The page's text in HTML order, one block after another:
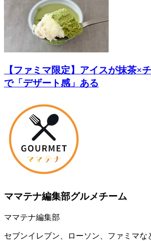
【ファミマ限定】アイスが抹茶×
で「デザート感」ある
ママテナ編集部グルメチーム
ママテナ編集部
セブンイレブン、ローソン、ファミマな